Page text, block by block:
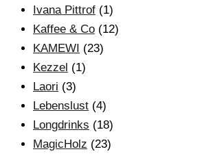
Ivana Pittrof (1)
Kaffee & Co (12)
KAMEWI (23)
Kezzel (1)
Laori (3)
Lebenslust (4)
Longdrinks (18)
MagicHolz (23)